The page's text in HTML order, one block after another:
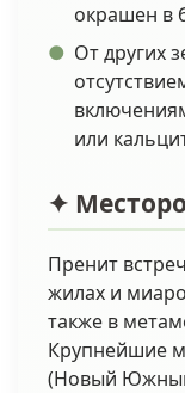
окрашен в
От других
или
✦
Пренит
жилах и
также в
Крупнейшие
(Новый